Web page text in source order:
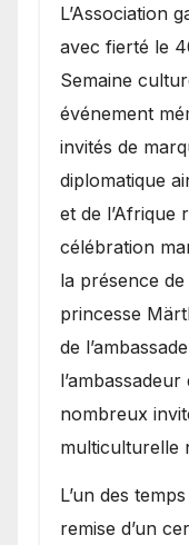
​L’Association
avec fierté le
Semaine
événement
invités de
diplomatique
et de l’Afrique
célébration
la présence
princesse
de
nombreux
multiculturelle
​L’un des
remise d’un